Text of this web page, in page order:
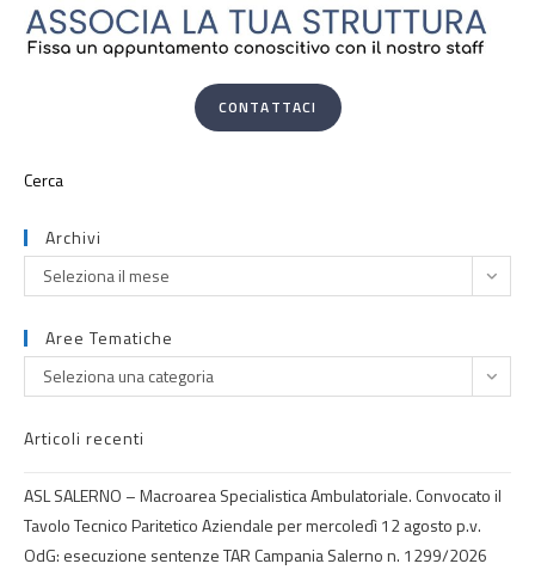
CONTATTACI
Archivi
Seleziona il mese
Aree Tematiche
Seleziona una categoria
Articoli recenti
ASL SALERNO – Macroarea Specialistica Ambulatoriale. Convocato il
Tavolo Tecnico Paritetico Aziendale per mercoledì 12 agosto p.v.
OdG: esecuzione sentenze TAR Campania Salerno n. 1299/2026